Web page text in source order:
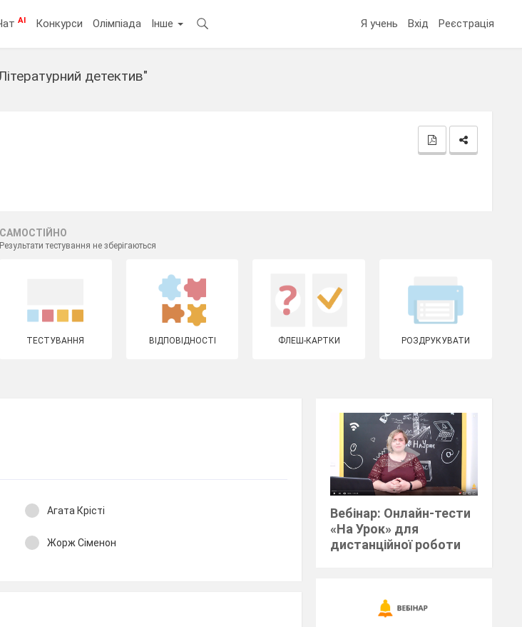
AI Конкурси Олімпіада Інше Я учень Вхід Реєстрація
детектив"
САМОСТІЙНО
Результати тестування не зберігаються
ТЕСТУВАННЯ ВІДПОВІДНОСТІ ФЛЕШ-КАРТКИ РОЗДРУКУВАТИ
Агата Крісті
Жорж Сіменон
Вебінар: Онлайн-тести
«На Урок» для
дистанційної роботи